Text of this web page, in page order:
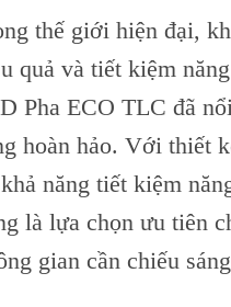
thế giới hiện đại,
quả và tiết kiệm
Pha ECO TLC đã
hoàn hảo. Với thiết
năng tiết kiệm
là lựa chọn ưu tiên
gian cần chiếu